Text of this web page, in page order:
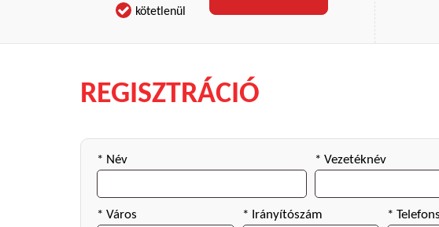
kötetlenül
REGISZTRÁCIÓ
* Név * Vezetéknév
* Város * Irányítószám *